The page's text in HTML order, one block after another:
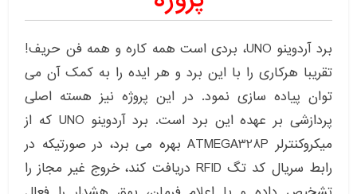
برد آردوینو UNO، بردی است همه کاره و همه فن حریف!
تقریبا هرکاری را با این برد و هر ایده را به کمک آن می
توان پیاده سازی نمود. در این پروژه نیز هسته اصلی
پردازشی بر عهده این برد است. برد آردوینو UNO که از
میکروکنترلر ATMEGA328P بهره می برد، در صورتیکه در
رابط سریال کد تگ RFID دریافت کند، خروج غیر مجاز را